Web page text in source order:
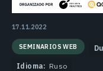
17.11.2022
SEMINARIOS WEB
Idioma: Ruso